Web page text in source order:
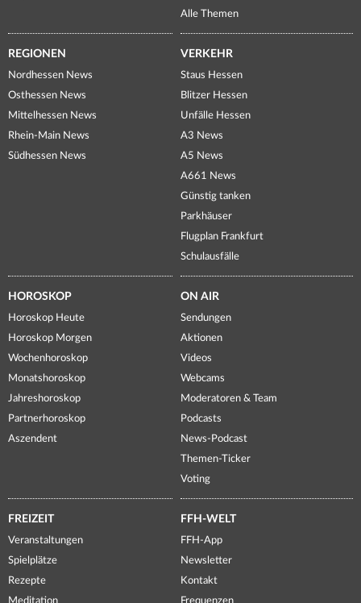
Alle Themen
REGIONEN
Nordhessen News
Osthessen News
Mittelhessen News
Rhein-Main News
Südhessen News
VERKEHR
Staus Hessen
Blitzer Hessen
Unfälle Hessen
A3 News
A5 News
A661 News
Günstig tanken
Parkhäuser
Flugplan Frankfurt
Schulausfälle
HOROSKOP
Horoskop Heute
Horoskop Morgen
Wochenhoroskop
Monatshoroskop
Jahreshoroskop
Partnerhoroskop
Aszendent
ON AIR
Sendungen
Aktionen
Videos
Webcams
Moderatoren & Team
Podcasts
News-Podcast
Themen-Ticker
Voting
FREIZEIT
Veranstaltungen
Spielplätze
Rezepte
Meditation
FFH-WELT
FFH-App
Newsletter
Kontakt
Frequenzen